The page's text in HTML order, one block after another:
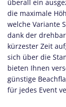
überall ein
die maximale
welche Variante
dank der
kürzester Zeit
sich über die
bieten Ihnen
günstige
für jedes Event